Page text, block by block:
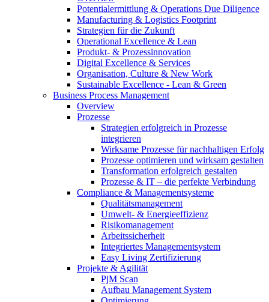
Potentialermittlung & Operations Due Diligence
Manufacturing & Logistics Footprint
Strategien für die Zukunft
Operational Excellence & Lean
Produkt- & Prozessinnovation
Digital Excellence & Services
Organisation, Culture & New Work
Sustainable Excellence - Lean & Green
Business Process Management
Overview
Prozesse
Strategien erfolgreich in Prozesse
integrieren
Wirksame Prozesse für nachhaltigen Erfolg​
Prozesse optimieren und wirksam gestalten
Transformation erfolgreich gestalten
Prozesse & IT – die perfekte Verbindung
Compliance & Managementsysteme
Qualitätsmanagement
Umwelt- & Energieeffizienz
Risikomanagement
Arbeitssicherheit
Integriertes Managementsystem
Easy Living Zertifizierung
Projekte & Agilität
PjM Scan
Aufbau Management System